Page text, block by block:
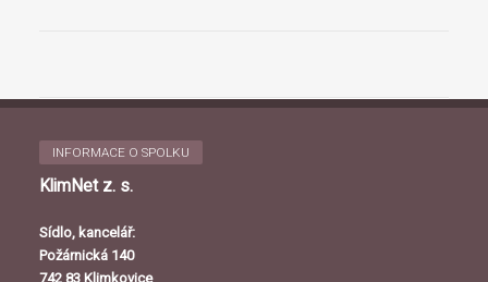
INFORMACE O SPOLKU
KlimNet z. s.
Sídlo, kancelář:
Požárnická 140
742 83 Klimkovice